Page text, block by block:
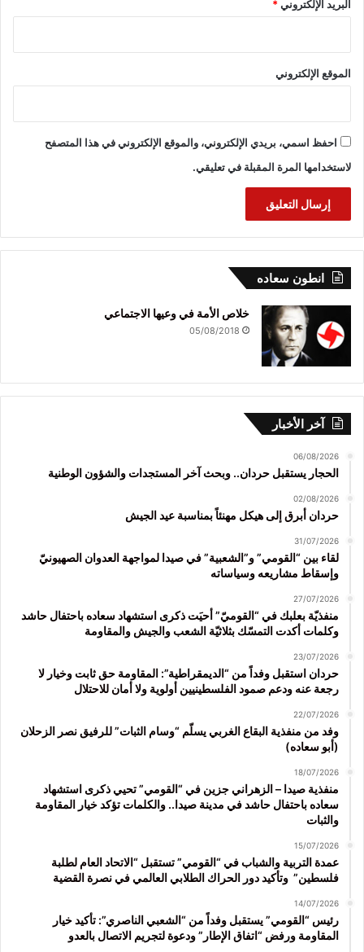
البريد الإلكتروني*
الموقع الإلكتروني
احفظ اسمي، بريدي الإلكتروني، والموقع الإلكتروني في هذا المتصفح
لاستخدامها المرة المقبلة في تعليقي.
انطون سعاده
خلاص الأمة في وعيها الاجتماعي
05/08/2018
آخر الأخبار
06/08/2026
الحجار يستقبل حردان.. وبحث آخر المستجدات والشؤون الوطنية
02/08/2026
حردان أبرق إلى هيكل مهنئاً بمناسبة عيد الجيش
31/07/2026
لقاء بين “القومي” و”الشعبية” في صيدا لمواجهة العدوان الصهيونيّ
وإسقاط مشاريعه وسياساته
27/07/2026
منفذيّة بعلبك في “القوميّ” أحيَت ذكرى استشهاد سعاده باحتفال حاشد
وكلمات أكدت التمسّك بثلاثيّة الشعب والجيش والمقاومة
23/07/2026
حردان استقبل وفداً من “الديمقراطية”: المقاومة حق ثابت وخيار لا
رجعة عنه ودعم صمود الفلسطينيين أولوية ولا أمان للاحتلال
22/07/2026
وفد من منفذية البقاع الغربي يسلّم “وسام الثبات” للرفيق نصر الزحلان
(أبو سعاده)
18/07/2026
منفذية صيدا – الزهراني جزين في “القومي” تحيي ذكرى استشهاد
سعاده باحتفال حاشد في مدينة صيدا.. والكلمات تؤكد خيار المقاومة
والثبات
15/07/2026
عمدة التربية والشباب في “القومي” تستقبل “الاتحاد العام لطلبة
فلسطين” وتأكيد دور الحراك الطلابي العالمي في نصرة القضية
14/07/2026
رئيس “القومي” يستقبل وفداً من “الشعبي الناصري”: تأكيد خيار
المقاومة ورفض “اتفاق الإطار” ودعوة لتجريم الاتصال بالعدو